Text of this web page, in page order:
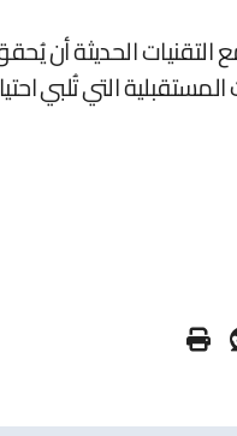
الحديثة أن
التي تُلبي